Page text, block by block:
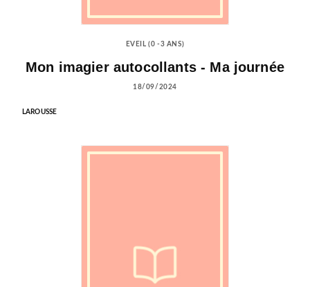
EVEIL (0 -3 ANS)
Mon imagier autocollants - Ma journée
18/09/2024
LAROUSSE